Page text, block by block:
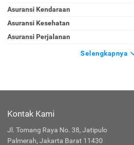
Asuransi Kendaraan
Asuransi Kesehatan
Asuransi Perjalanan
Selengkapnya
Kontak Kami
Jl. Tomang Raya No. 38, Jatipulo
Palmerah, Jakarta Barat 11430